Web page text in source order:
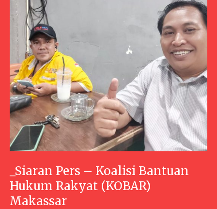
_Siaran Pers – Koalisi Bantuan
Hukum Rakyat (KOBAR)
Makassar